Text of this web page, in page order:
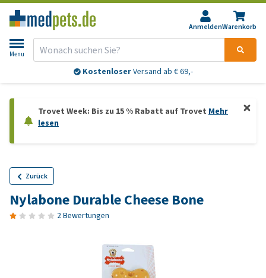
AnmeldenWarenkorb
Menu
KostenloserVersand ab € 69,-
Trovet Week: Bis zu 15 % Rabatt auf Trovet Mehr
lesen
Zurück
Nylabone Durable Cheese Bone
2 Bewertungen